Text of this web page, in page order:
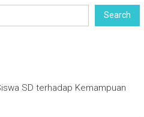
Search
SD terhadap Kemampuan